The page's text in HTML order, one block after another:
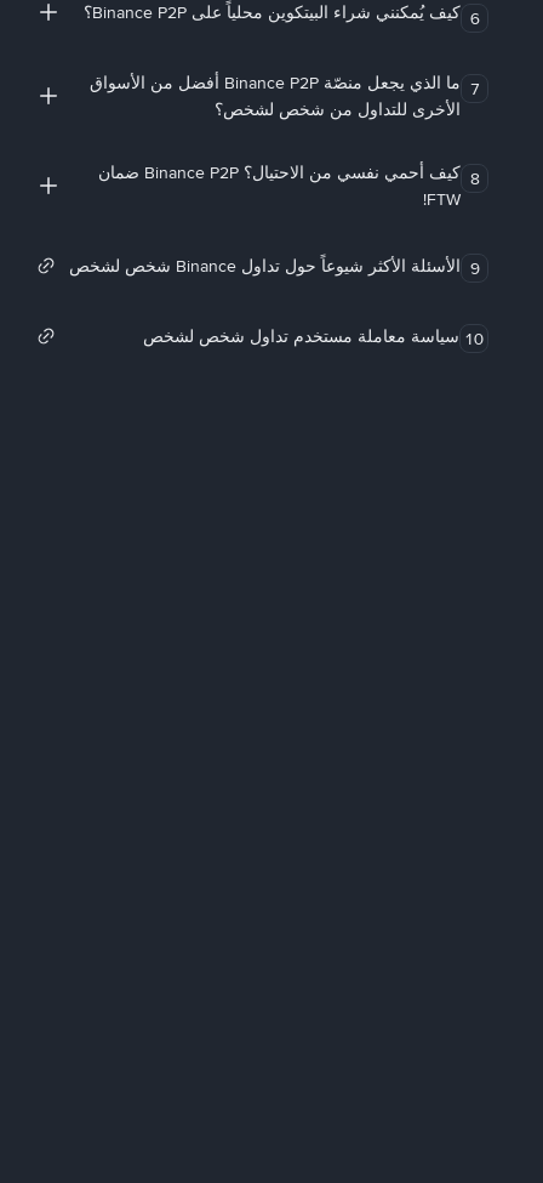
6 كيف يُمكنني شراء البيتكوين محلياً على Binance P2P؟
7
ما الذي يجعل منصّة Binance P2P أفضل من الأسواق
الأخرى للتداول من شخص لشخص؟
8
كيف أحمي نفسي من الاحتيال؟ Binance P2P ضمان
FTW!
9 الأسئلة الأكثر شيوعاً حول تداول Binance شخص لشخص
10 سياسة معاملة مستخدم تداول شخص لشخص